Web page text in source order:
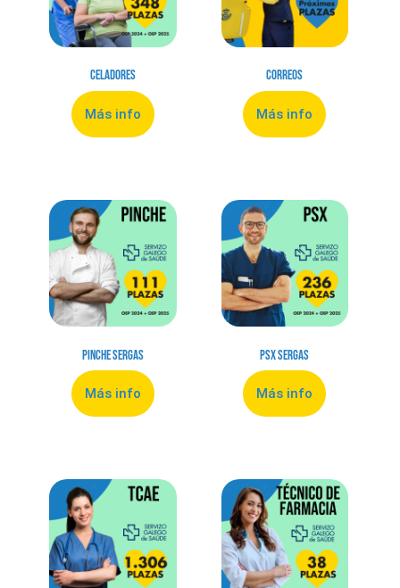
Celadores
Más info
Correos
Más info
Pinche Sergas
Más info
PSX Sergas
Más info